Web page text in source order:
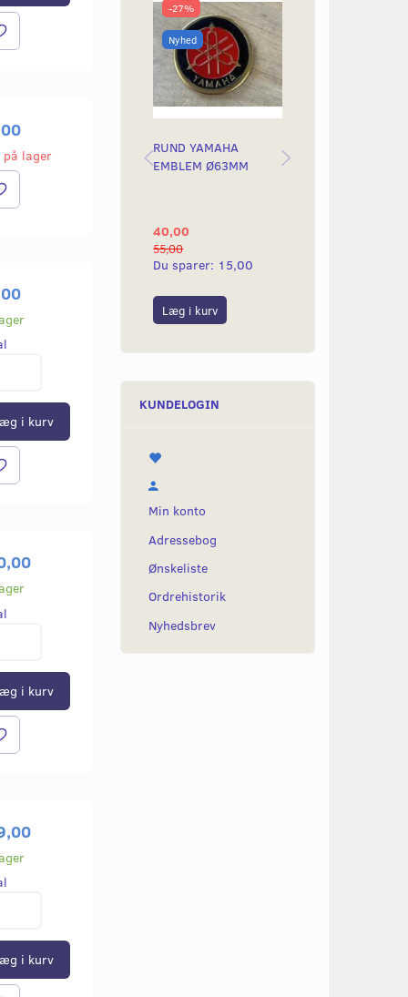
på lager
i kurv
i kurv
i kurv
-27%
Nyhed
RUND YAMAHA
EMBLEM Ø63MM
40,00
55,00
Du sparer: 15,00
Læg i kurv
KUNDELOGIN
Min konto
Adressebog
Ønskeliste
Ordrehistorik
Nyhedsbrev